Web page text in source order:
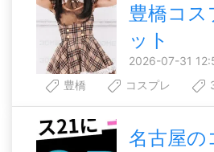
豊橋コ
ット
2026-07-31
豊橋
コスプレ
名古屋の